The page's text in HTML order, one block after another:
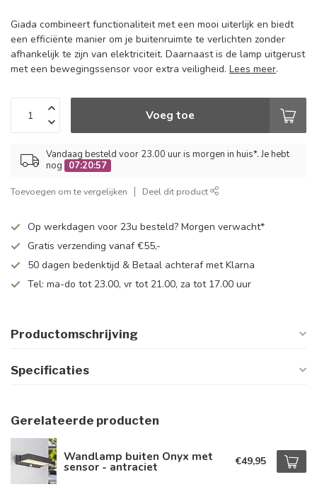
Giada combineert functionaliteit met een mooi uiterlijk en biedt
een efficiënte manier om je buitenruimte te verlichten zonder
afhankelijk te zijn van elektriciteit. Daarnaast is de lamp uitgerust
met een bewegingssensor voor extra veiligheid. Lees meer.
Voeg toe
Vandaag besteld voor 23.00 uur is morgen in huis*. Je hebt
nog
07:20:57
Toevoegen om te vergelijken Deel dit product
Op werkdagen voor 23u besteld? Morgen verwacht*
Gratis verzending vanaf €55,-
50 dagen bedenktijd & Betaal achteraf met Klarna
Tel: ma-do tot 23.00, vr tot 21.00, za tot 17.00 uur
Productomschrijving
Specificaties
Gerelateerde producten
Wandlamp buiten Onyx met
sensor - antraciet €49,95